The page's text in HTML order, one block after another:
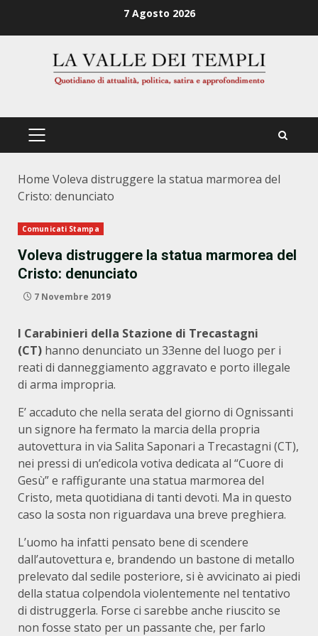
7 Agosto 2026
PRIMÄRES
Home Voleva distruggere la statua marmorea del
Cristo: denunciato
Comunicati Stampa
Voleva distruggere la statua marmorea del
Cristo: denunciato
7 Novembre 2019
I Carabinieri della Stazione di Trecastagni
(CT) hanno denunciato un 33enne del luogo per i
reati di danneggiamento aggravato e porto illegale
di arma impropria.
E’ accaduto che nella serata del giorno di Ognissanti
un signore ha fermato la marcia della propria
autovettura in via Salita Saponari a Trecastagni (CT),
nei pressi di un’edicola votiva dedicata al “Cuore di
Gesù” e raffigurante una statua marmorea del
Cristo, meta quotidiana di tanti devoti. Ma in questo
caso la sosta non riguardava una breve preghiera.
L’uomo ha infatti pensato bene di scendere
dall’autovettura e, brandendo un bastone di metallo
prelevato dal sedile posteriore, si è avvicinato ai piedi
della statua colpendola violentemente nel tentativo
di distruggerla. Forse ci sarebbe anche riuscito se
non fosse stato per un passante che, per farlo